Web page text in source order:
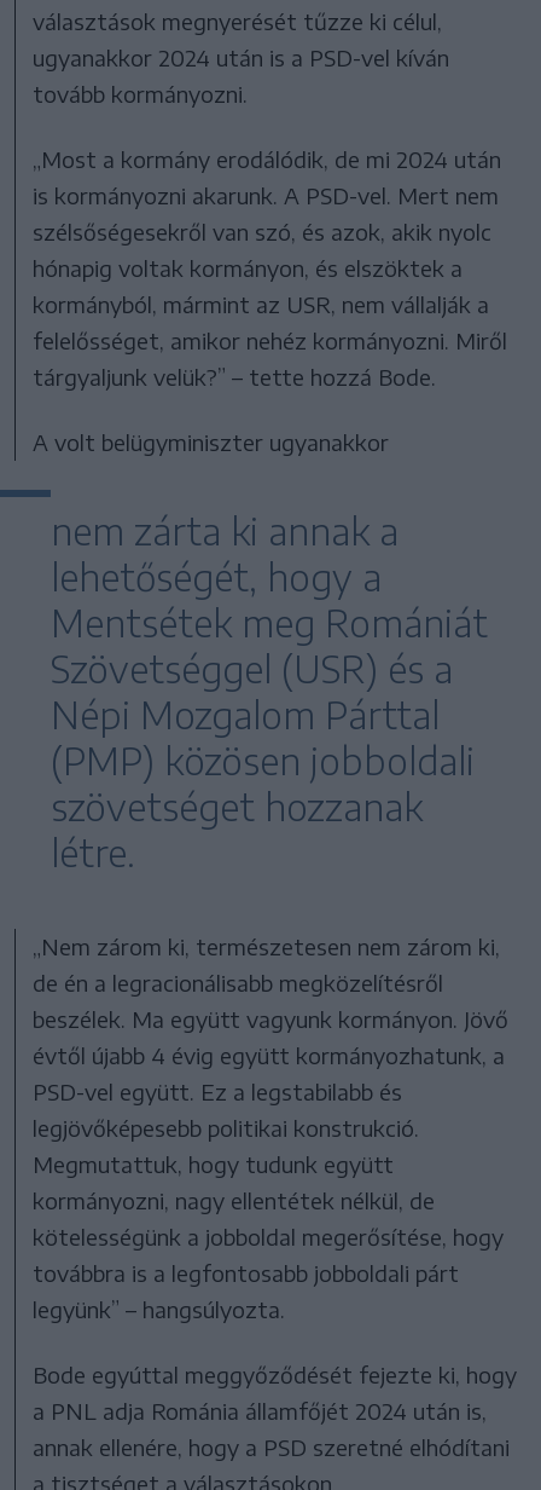
választások megnyerését tűzze ki célul,
ugyanakkor 2024 után is a PSD-vel kíván
tovább kormányozni.
„Most a kormány erodálódik, de mi 2024 után
is kormányozni akarunk. A PSD-vel. Mert nem
szélsőségesekről van szó, és azok, akik nyolc
hónapig voltak kormányon, és elszöktek a
kormányból, mármint az USR, nem vállalják a
felelősséget, amikor nehéz kormányozni. Miről
tárgyaljunk velük?” – tette hozzá Bode.
A volt belügyminiszter ugyanakkor
nem zárta ki annak a
lehetőségét, hogy a
Mentsétek meg Romániát
Szövetséggel (USR) és a
Népi Mozgalom Párttal
(PMP) közösen jobboldali
szövetséget hozzanak
létre.
„Nem zárom ki, természetesen nem zárom ki,
de én a legracionálisabb megközelítésről
beszélek. Ma együtt vagyunk kormányon. Jövő
évtől újabb 4 évig együtt kormányozhatunk, a
PSD-vel együtt. Ez a legstabilabb és
legjövőképesebb politikai konstrukció.
Megmutattuk, hogy tudunk együtt
kormányozni, nagy ellentétek nélkül, de
kötelességünk a jobboldal megerősítése, hogy
továbbra is a legfontosabb jobboldali párt
legyünk” – hangsúlyozta.
Bode egyúttal meggyőződését fejezte ki, hogy
a PNL adja Románia államfőjét 2024 után is,
annak ellenére, hogy a PSD szeretné elhódítani
a tisztséget a választásokon.